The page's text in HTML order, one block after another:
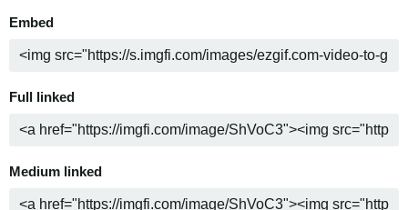
Embed
Full linked
Medium linked